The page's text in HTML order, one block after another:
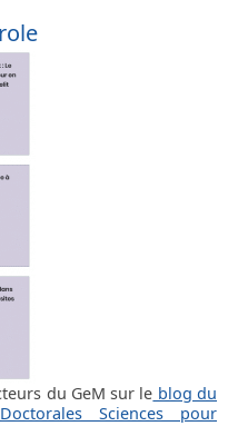
du GeM sur le blog du
Sciences pour